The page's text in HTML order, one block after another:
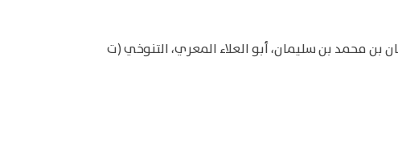
بن محمد بن سليمان، أبو العلاء المعري، التنوخي (ت